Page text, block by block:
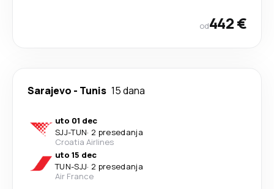
od442 €
Sarajevo - Tunis 15 dana
uto 01 dec
SJJ-TUN· 2 presedanja
Croatia Airlines
uto 15 dec
TUN-SJJ· 2 presedanja
Air France